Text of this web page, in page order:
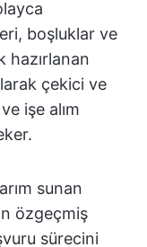
boşluklar ve
hazırlanan
çekici ve
işe alım
sunan
özgeçmiş
sürecini